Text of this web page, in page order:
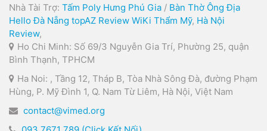
Nhà Tài Trợ: Tấm Poly Hưng Phú Gia / Bàn Thờ Ông Địa
Hello Đà Nẵng topAZ Review WiKi Thẩm Mỹ, Hà Nội
Review,
Ho Chi Minh: Số 69/3 Nguyễn Gia Trí, Phường 25, quận
Bình Thạnh, TPHCM
Ha Noi: , Tầng 12, Tháp B, Tòa Nhà Sông Đà, đường Phạm
Hùng, P. Mỹ Đình 1, Q. Nam Từ Liêm, Hà Nội, Việt Nam
contact@vimed.org